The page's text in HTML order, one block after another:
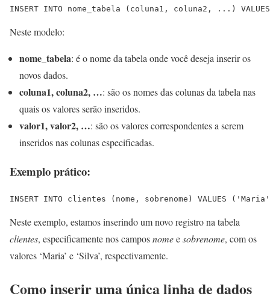
INSERT INTO nome_tabela (coluna1, coluna2, ...)
Neste modelo:
nome_tabela: é o nome da tabela onde você deseja inserir os
novos dados.
coluna1, coluna2, …: são os nomes das colunas da tabela nas
quais os valores serão inseridos.
valor1, valor2, …: são os valores correspondentes a serem
inseridos nas colunas especificadas.
Exemplo prático:
INSERT INTO clientes (nome, sobrenome) VALUES
Neste exemplo, estamos inserindo um novo registro na tabela
clientes, especificamente nos camposnomeesobrenome, com os
valores ‘Maria’ e ‘Silva’, respectivamente.
Como inserir uma única linha de dados